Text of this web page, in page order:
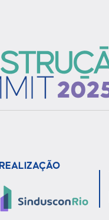
REALIZAÇÃO